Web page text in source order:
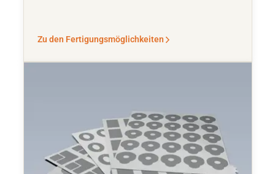
Zu den Fertigungsmöglichkeiten